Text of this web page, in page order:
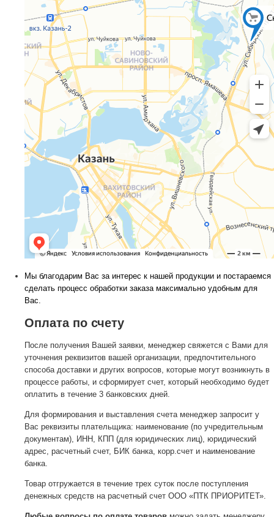
Мы благодарим Вас за интерес к нашей продукции и постараемся
сделать процесс обработки заказа максимально удобным для
Вас.
Оплата по счету
После получения Вашей заявки, менеджер свяжется с Вами для
уточнения реквизитов вашей организации, предпочтительного
способа доставки и других вопросов, которые могут возникнуть в
процессе работы, и сформирует счет, который необходимо будет
оплатить в течение 3 банковских дней.
Для формирования и выставления счета менеджер запросит у
Вас реквизиты плательщика: наименование (по учредительным
документам), ИНН, КПП (для юридических лиц), юридический
адрес, расчетный счет, БИК банка, корр.счет и наименование
банка.
Товар отгружается в течение трех суток после поступления
денежных средств на расчетный счет ООО «ПТК ПРИОРИТЕТ».